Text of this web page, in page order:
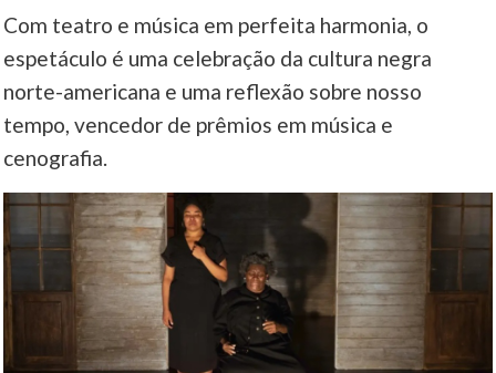
Com teatro e música em perfeita harmonia, o
espetáculo é uma celebração da cultura negra
norte-americana e uma reflexão sobre nosso
tempo, vencedor de prêmios em música e
cenografia.